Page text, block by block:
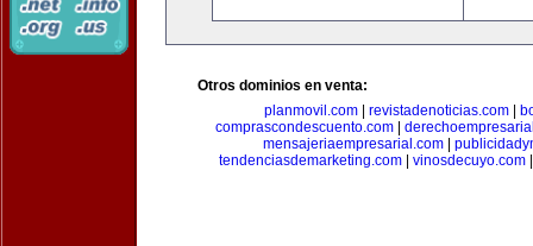
Otros dominios en venta:
planmovil.com| revistadenoticias.com|
comprascondescuento.com
mensajeriaempresarial.com|
tendenciasdemarketing.com| vinosdecuyo.com